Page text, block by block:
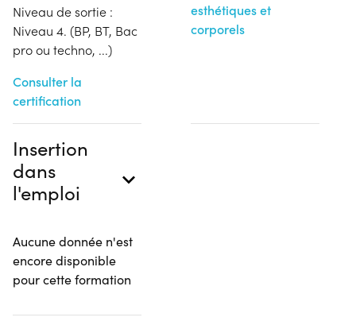
Niveau de sortie :
Niveau 4. (BP, BT, Bac
pro ou techno, ...)
Consulter la
certification
esthétiques et
corporels
Insertion
dans
l'emploi
Aucune donnée n'est
encore disponible
pour cette formation